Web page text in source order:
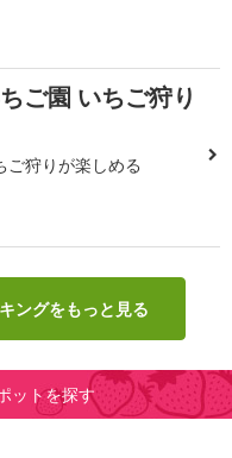
ご園 いちご狩り
ご狩りが楽しめる
ングをもっと見る
ットを探す